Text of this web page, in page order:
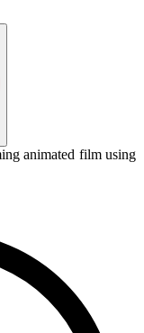
animated film using